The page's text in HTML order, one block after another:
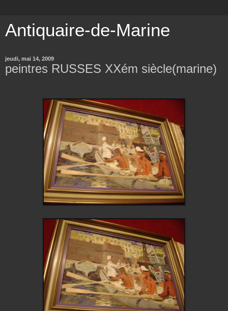
Antiquaire-de-Marine
jeudi, mai 14, 2009
peintres RUSSES XXém siècle(marine)